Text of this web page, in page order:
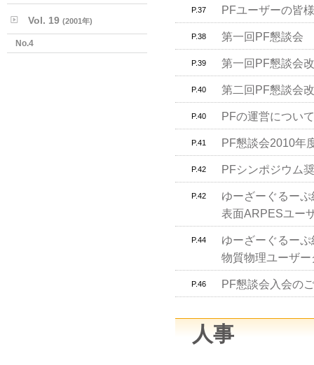
P.37 PFユーザーの皆
P.38 第一回PF懇談会
P.39 第一回PF懇談会
P.40 第二回PF懇談会
P.40 PFの運営につい
P.41 PF懇談会2010年
P.42 PFシンポジウム
P.42
ゆーざーぐるー
表面ARPESユー
P.44
ゆーざーぐるー
物質物理ユーザ
P.46 PF懇談会入会の
人事
Vol. 19 (2001年)
No.4